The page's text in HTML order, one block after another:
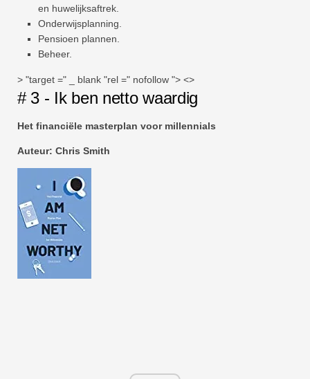
en huwelijksaftrek.
Onderwijsplanning.
Pensioen plannen.
Beheer.
> "target =" _ blank "rel =" nofollow "> <>
# 3 - Ik ben netto waardig
Het financiële masterplan voor millennials
Auteur: Chris Smith